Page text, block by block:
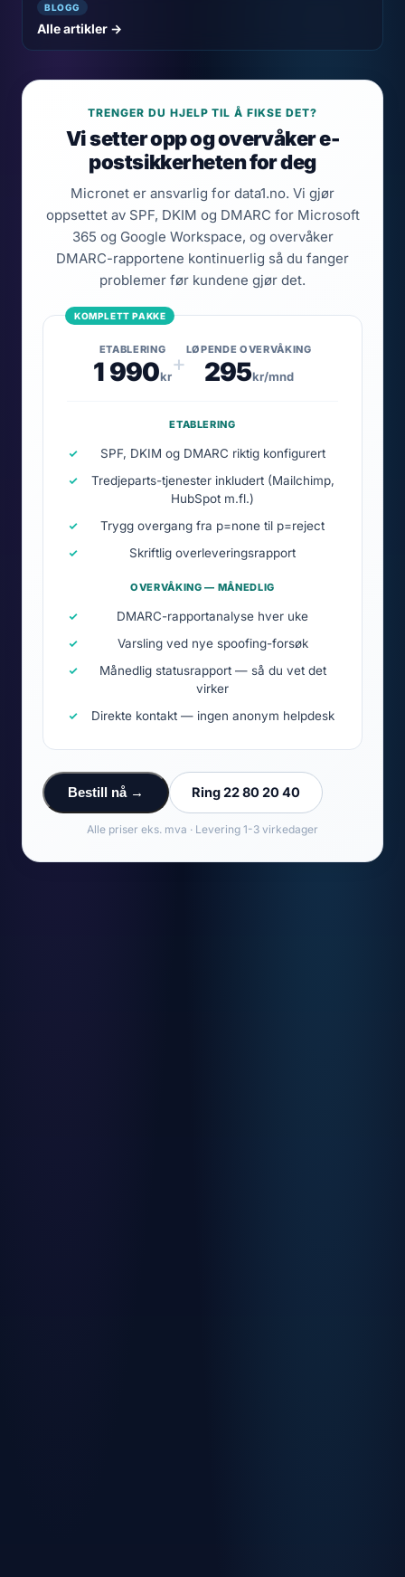
BLOGG
Alle artikler →
TRENGER DU HJELP TIL Å FIKSE DET?
Vi setter opp og overvåker e-
postsikkerheten for deg
Micronet er ansvarlig for data1.no. Vi gjør
oppsettet av SPF, DKIM og DMARC for Microsoft
365 og Google Workspace, og overvåker
DMARC-rapportene kontinuerlig så du fanger
problemer før kundene gjør det.
ETABLERING
1 990kr+
LØPENDE OVERVÅKING
295kr/mnd
ETABLERING
SPF, DKIM og DMARC riktig konfigurert
Tredjeparts-tjenester inkludert (Mailchimp,
HubSpot m.fl.)
Trygg overgang fra p=none til p=reject
Skriftlig overleveringsrapport
OVERVÅKING — MÅNEDLIG
DMARC-rapportanalyse hver uke
Varsling ved nye spoofing-forsøk
Månedlig statusrapport — så du vet det
virker
Direkte kontakt — ingen anonym helpdesk
Bestill nå → Ring 22 80 20 40
Alle priser eks. mva · Levering 1-3 virkedager